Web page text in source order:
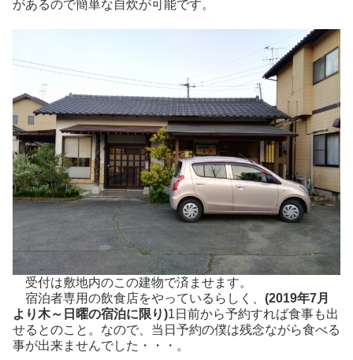
があるので簡単な自炊が可能です。
受付は敷地内のこの建物で済ませます。
宿泊者専用の飲食店をやっているらしく、 (2019年7月
より木～日曜の宿泊に限り)1日前から予約すれば食事も出
せるとのこと。なので、当日予約の僕は残念ながら食べる
事が出来ませんでした・・・。